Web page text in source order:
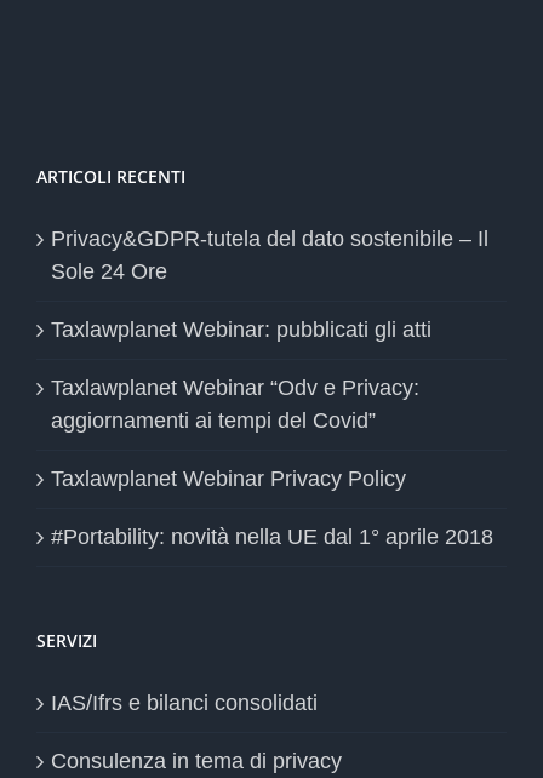
ARTICOLI RECENTI
Privacy&GDPR-tutela del dato sostenibile – Il
Sole 24 Ore
Taxlawplanet Webinar: pubblicati gli atti
Taxlawplanet Webinar “Odv e Privacy:
aggiornamenti ai tempi del Covid”
Taxlawplanet Webinar Privacy Policy
#Portability: novità nella UE dal 1° aprile 2018
SERVIZI
IAS/Ifrs e bilanci consolidati
Consulenza in tema di privacy